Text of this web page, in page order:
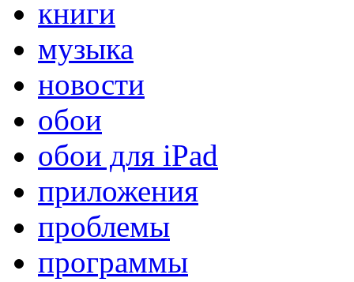
книги
музыка
новости
обои
обои для iPad
приложения
проблемы
программы